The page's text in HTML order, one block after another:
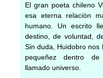
El gran poeta chileno
esa eterna relación
humano. Un escrito
destino, de voluntad,
Sin duda, Huidobro nos
pequeñez dentro
llamado universo.